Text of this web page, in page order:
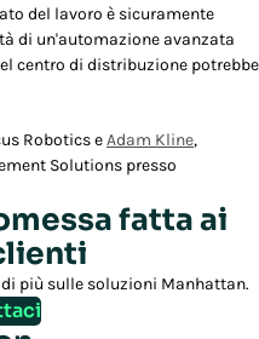
del lavoro è sicuramente
di un'automazione avanzata
centro di distribuzione potrebbe
Robotics eAdam Kline,
Solutions presso
fatta ai
più sulle soluzioni Manhattan.